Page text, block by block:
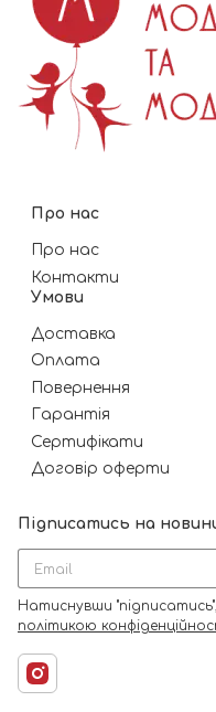
Про нас
Про нас
Контакти
Умови
Доставка
Оплата
Повернення
Гарантія
Сертифікати
Договір оферти
Підписатись на
Натиснувши
політикою